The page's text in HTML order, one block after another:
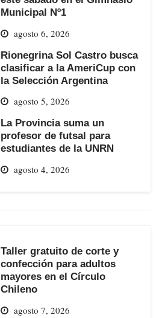
Municipal Nº1
agosto 6, 2026
Rionegrina Sol Castro busca
clasificar a la AmeriCup con
la Selección Argentina
agosto 5, 2026
La Provincia suma un
profesor de futsal para
estudiantes de la UNRN
agosto 4, 2026
Taller gratuito de corte y
confección para adultos
mayores en el Círculo
Chileno
agosto 7, 2026